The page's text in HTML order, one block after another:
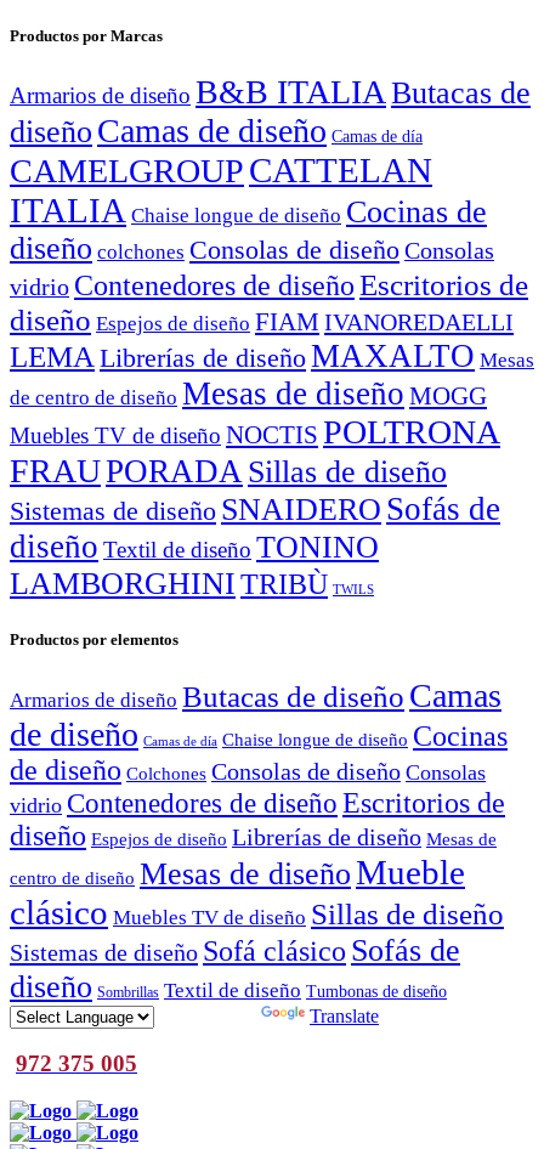
Productos por Marcas
Armarios de diseño B&B ITALIAButacas de
diseño Camas de diseño Camas de día
CAMELGROUPCATTELAN
ITALIA Chaise longue de diseño Cocinas de
diseño colchones Consolas de diseñoConsolas
vidrio Contenedores de diseñoEscritorios de
diseño Espejos de diseño FIAM IVANOREDAELLI
LEMA Librerías de diseñoMAXALTO Mesas
de centro de diseño Mesas de diseño MOGG
Muebles TV de diseño NOCTIS POLTRONA
FRAUPORADASillas de diseño
Sistemas de diseño SNAIDERO Sofás de
diseño Textil de diseño TONINO
LAMBORGHINITRIBÙ TWILS
Productos por elementos
Armarios de diseño Butacas de diseño Camas
de diseño Camas de día Chaise longue de diseño Cocinas
de diseño Colchones Consolas de diseño Consolas
vidrio Contenedores de diseño Escritorios de
diseño Espejos de diseño Librerías de diseño Mesas de
centro de diseño Mesas de diseñoMueble
clásico Muebles TV de diseño Sillas de diseño
Sistemas de diseño Sofá clásico Sofás de
diseño Sombrillas Textil de diseño Tumbonas de diseño
Translate
972 375 005